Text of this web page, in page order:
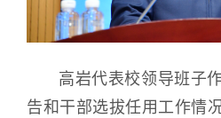
高岩代表校领导班子
告和干部选拔任用工作情